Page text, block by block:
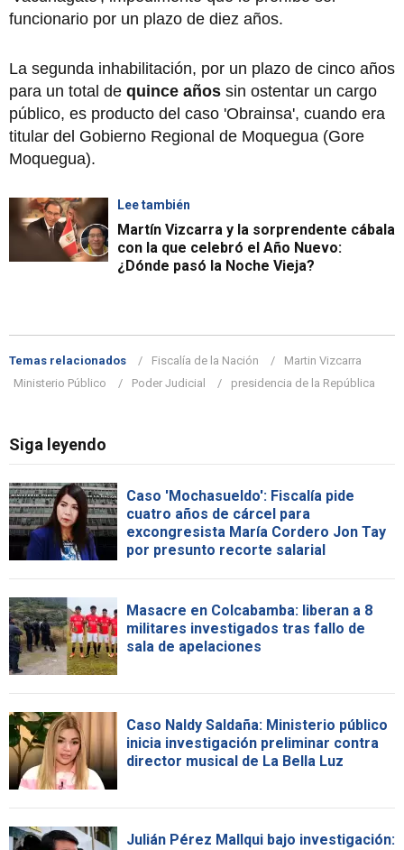
funcionario por un plazo de diez años.
La segunda inhabilitación, por un plazo de cinco años
para un total de quince años sin ostentar un cargo
público, es producto del caso 'Obrainsa', cuando era
titular del Gobierno Regional de Moquegua (Gore
Moquegua).
Lee también
Martín Vizcarra y la sorprendente cábala
con la que celebró el Año Nuevo:
¿Dónde pasó la Noche Vieja?
Temas relacionados Fiscalía de la Nación
Martin Vizcarra
Ministerio Público
Poder Judicial presidencia de la República
Siga leyendo
Caso 'Mochasueldo': Fiscalía pide
cuatro años de cárcel para
excongresista María Cordero Jon Tay
por presunto recorte salarial
Masacre en Colcabamba: liberan a 8
militares investigados tras fallo de
sala de apelaciones
Caso Naldy Saldaña: Ministerio público
inicia investigación preliminar contra
director musical de La Bella Luz
Julián Pérez Mallqui bajo investigación: